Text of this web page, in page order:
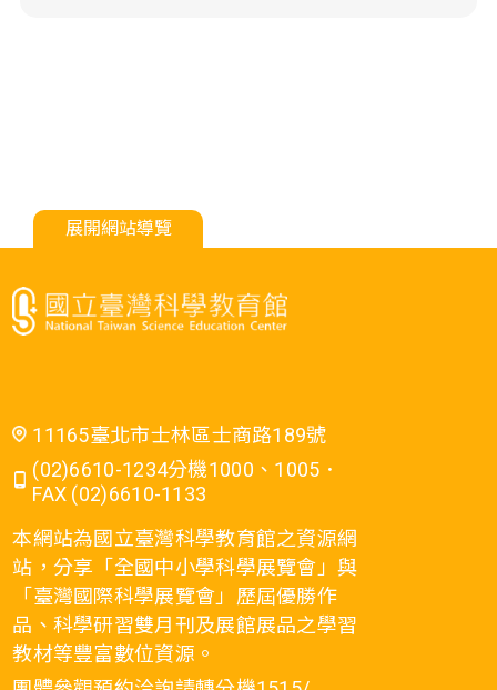
展開網站導覽
11165臺北市士林區士商路189號
(02)6610-1234分機1000、1005．
FAX (02)6610-1133
本網站為國立臺灣科學教育館之資源網
站，分享「全國中小學科學展覽會」與
「臺灣國際科學展覽會」歷屆優勝作
品、科學研習雙月刊及展館展品之學習
教材等豐富數位資源。